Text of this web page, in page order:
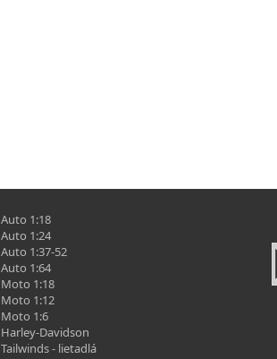
Auto 1:18
Auto 1:24
Auto 1:37-52
Auto 1:64
Moto 1:18
Moto 1:12
Moto 1:6
Harley-Davidson
Tailwinds - lietadlá